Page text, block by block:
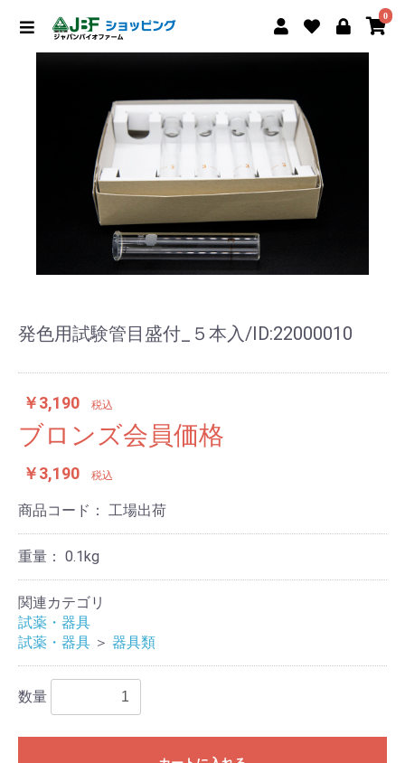
0
発色用試験管目盛付_５本入/ID:22000010
￥3,190 税込
ブロンズ会員価格
￥3,190 税込
商品コード： 工場出荷
重量： 0.1kg
関連カテゴリ
試薬・器具
試薬・器具 ＞ 器具類
数量